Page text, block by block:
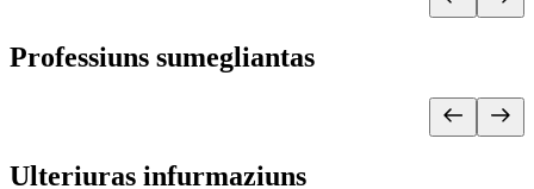
Professiuns sumegliantas
Ulteriuras infurmaziuns